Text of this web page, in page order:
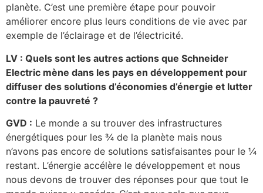
planète. C’est une première étape pour pouvoir
améliorer encore plus leurs conditions de vie avec par
exemple de l’éclairage et de l’électricité.
LV : Quels sont les autres actions que Schneider
Electric mène dans les pays en développement pour
diffuser des solutions d’économies d’énergie et lutter
contre la pauvreté ?
GVD : Le monde a su trouver des infrastructures
énergétiques pour les ¾ de la planète mais nous
n’avons pas encore de solutions satisfaisantes pour le ¼
restant. L’énergie accélère le développement et nous
nous devons de trouver des réponses pour que tout le